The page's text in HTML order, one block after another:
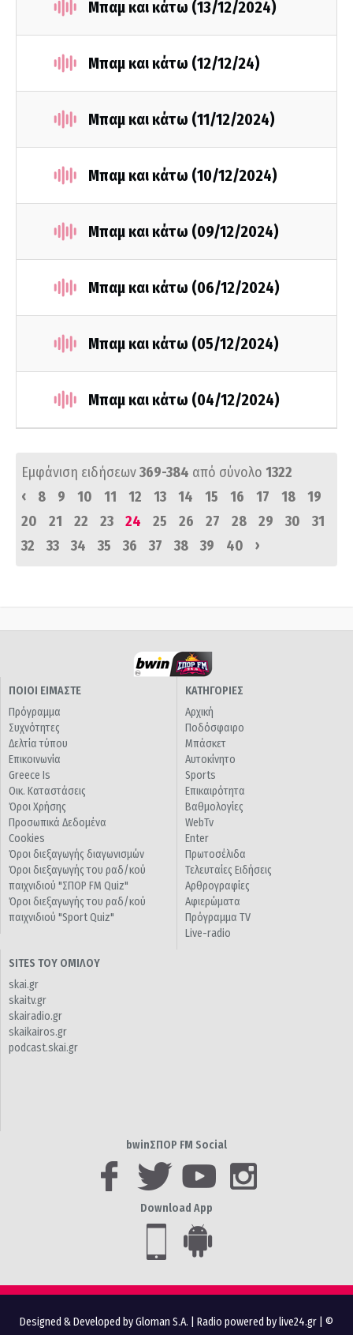
Μπαμ και κάτω (13/12/2024)
Μπαμ και κάτω (12/12/24)
Μπαμ και κάτω (11/12/2024)
Μπαμ και κάτω (10/12/2024)
Μπαμ και κάτω (09/12/2024)
Μπαμ και κάτω (06/12/2024)
Μπαμ και κάτω (05/12/2024)
Μπαμ και κάτω (04/12/2024)
Εμφάνιση ειδήσεων369-384 από σύνολο 1322
‹
8 9 10 11 12 13 14 15 16 17 18
19
20
21 22 23 24 25 26 27 28 29 30
31
32
33 34 35 36 37 38 39 40 ›
ΠΟΙΟΙ ΕΙΜΑΣΤΕ
Πρόγραμμα
Συχνότητες
Δελτία τύπου
Επικοινωνία
Greece Is
Οικ. Καταστάσεις
Όροι Χρήσης
Προσωπικά Δεδομένα
Cookies
Όροι διεξαγωγής διαγωνισμών
Όροι διεξαγωγής του ραδ/κού
παιχνιδιού "ΣΠΟΡ FM Quiz"
Όροι διεξαγωγής του ραδ/κού
παιχνιδιού "Sport Quiz"
ΚΑΤΗΓΟΡΙΕΣ
Αρχική
Ποδόσφαιρο
Μπάσκετ
Αυτοκίνητο
Sports
Επικαιρότητα
Βαθμολογίες
WebTv
Enter
Πρωτοσέλιδα
Τελευταίες Ειδήσεις
Αρθρογραφίες
Αφιερώματα
Πρόγραμμα TV
Live-radio
SITES ΤΟΥ ΟΜΙΛΟΥ
skai.gr
skaitv.gr
skairadio.gr
skaikairos.gr
podcast.skai.gr
bwinΣΠΟΡ FM Social
Download App
Designed & Developed by Gloman S.A. Radio powered by live24.gr | ©